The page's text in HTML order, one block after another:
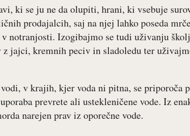
ki se ju ne da olupiti, hrani, ki vsebuje
prodajalcih, saj na njej lahko poseda
notranjosti. Izogibajmo se tudi uživanju
jajci, kremnih peciv in sladoledu ter
v krajih, kjer voda ni pitna, se priporoča
prevrete ali ustekleničene vode. Iz
narejen prav iz oporečne vode.